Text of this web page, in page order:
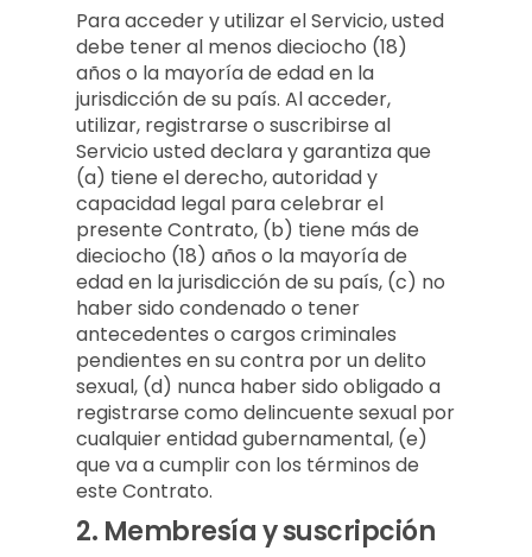
Para acceder y utilizar el Servicio, usted
debe tener al menos dieciocho (18)
años o la mayoría de edad en la
jurisdicción de su país. Al acceder,
utilizar, registrarse o suscribirse al
Servicio usted declara y garantiza que
(a) tiene el derecho, autoridad y
capacidad legal para celebrar el
presente Contrato, (b) tiene más de
dieciocho (18) años o la mayoría de
edad en la jurisdicción de su país, (c) no
haber sido condenado o tener
antecedentes o cargos criminales
pendientes en su contra por un delito
sexual, (d) nunca haber sido obligado a
registrarse como delincuente sexual por
cualquier entidad gubernamental, (e)
que va a cumplir con los términos de
este Contrato.
2. Membresía y suscripción